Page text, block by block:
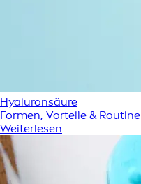
Hyaluronsäure
Formen, Vorteile & Routine
Weiterlesen